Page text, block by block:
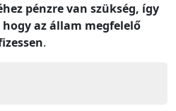
pénzre van szükség, így
az állam megfelelő
.